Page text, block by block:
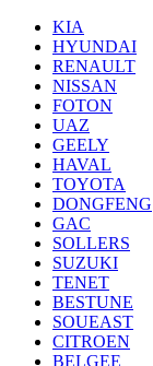
KIA
HYUNDAI
RENAULT
NISSAN
FOTON
UAZ
GEELY
HAVAL
TOYOTA
DONGFENG
GAC
SOLLERS
SUZUKI
TENET
BESTUNE
SOUEAST
CITROEN
BELGEE